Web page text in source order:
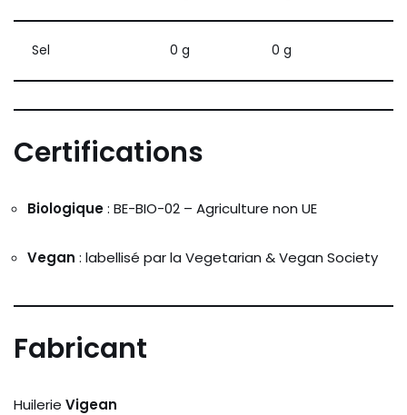
Sel 0 g 0 g
Certifications
Biologique: BE-BIO-02 – Agriculture non UE
Vegan : labellisé par la Vegetarian & Vegan Society
Fabricant
Huilerie Vigean